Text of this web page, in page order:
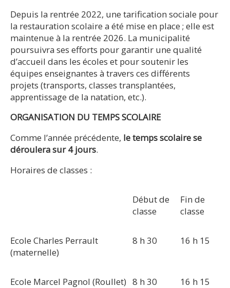
Depuis la rentrée 2022, une tarification sociale pour
la restauration scolaire a été mise en place ; elle est
maintenue à la rentrée 2026. La municipalité
poursuivra ses efforts pour garantir une qualité
d’accueil dans les écoles et pour soutenir les
équipes enseignantes à travers ces différents
projets (transports, classes transplantées,
apprentissage de la natation, etc.).
ORGANISATION DU TEMPS SCOLAIRE
Comme l’année précédente, le temps scolaire se
déroulera sur 4 jours.
Horaires de classes :
Début de
classe
Fin de
classe
Ecole Charles Perrault
(maternelle)
8 h 30 16 h 15
Ecole Marcel Pagnol (Roullet) 8 h 30 16 h 15